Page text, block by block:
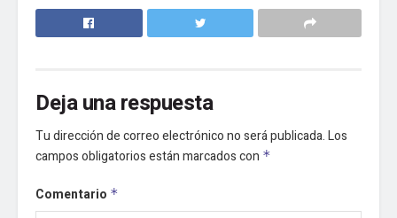
Deja una respuesta
Tu dirección de correo electrónico no será publicada.Los
campos obligatorios están marcados con *
Comentario *